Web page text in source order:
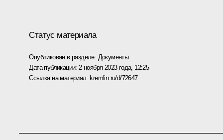
Статус материала
Опубликован в разделе: Документы
Дата публикации: 2 ноября 2023 года, 12:25
Ссылка на материал: kremlin.ru/d/72647